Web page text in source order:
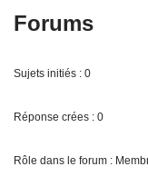
Forums
Sujets initiés : 0
Réponse crées : 0
Rôle dans le forum :